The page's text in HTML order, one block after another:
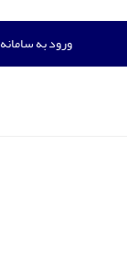
ورود به سامانه